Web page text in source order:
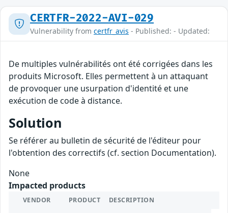
CERTFR-2022-AVI-029
Vulnerability from certfr_avis - Published: - Updated:
De multiples vulnérabilités ont été corrigées dans les
produits Microsoft. Elles permettent à un attaquant
de provoquer une usurpation d'identité et une
exécution de code à distance.
Solution
Se référer au bulletin de sécurité de l'éditeur pour
l'obtention des correctifs (cf. section Documentation).
None
Impacted products
VENDOR PRODUCT DESCRIPTION